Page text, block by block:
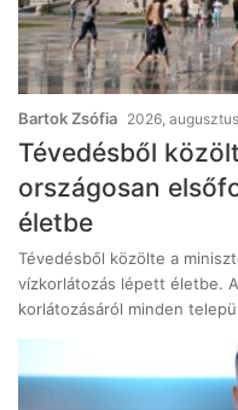
Bartok Zsófia 2026,
Tévedésből
országosan
életbe
Tévedésből közölte a
vízkorlátozás lépett életbe.
korlátozásáról minden